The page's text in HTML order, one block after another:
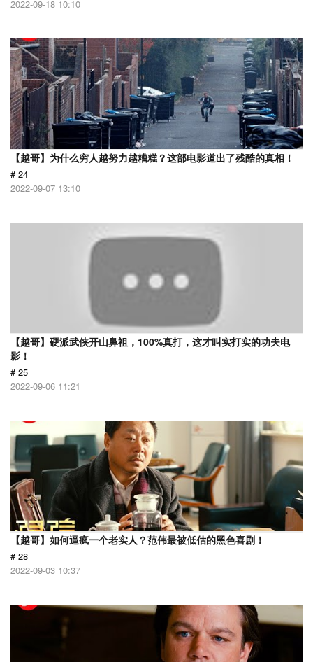
2022-09-18 10:10
【越哥】为什么穷人越努力越糟糕？这部电影道出了残酷的真相！
# 24
2022-09-07 13:10
【越哥】硬派武侠开山鼻祖，100%真打，这才叫实打实的功夫电
影！
# 25
2022-09-06 11:21
【越哥】如何逼疯一个老实人？范伟最被低估的黑色喜剧！
# 28
2022-09-03 10:37